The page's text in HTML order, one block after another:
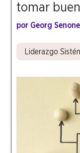
tomar
por Georg
Liderazgo